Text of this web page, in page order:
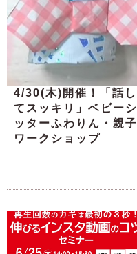
4/30(木)開催！「話し
てスッキリ」ベビーシ
ッターふわりん・親子
ワークショップ